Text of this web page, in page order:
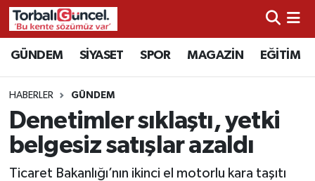
GÜNDEM SİYASET SPOR MAGAZİN EĞİTİM
HABERLER GÜNDEM
Denetimler sıklaştı, yetki
belgesiz satışlar azaldı
Ticaret Bakanlığı’nın ikinci el motorlu kara taşıtı
İzmir Nöbetçi Eczaneler
İzmir Hava Durumu
İzmir Namaz Vakitleri
İzmir Trafik Yoğunluk Haritası